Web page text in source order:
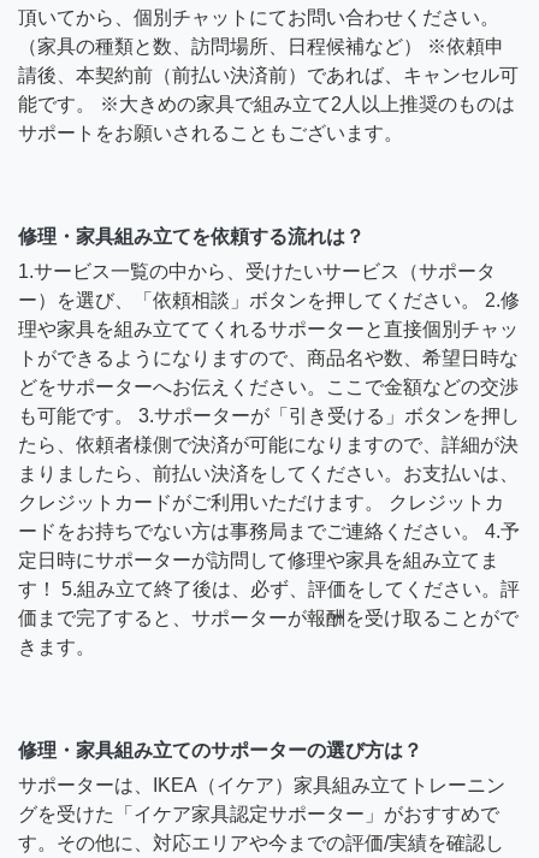
頂いてから、個別チャットにてお問い合わせください。
（家具の種類と数、訪問場所、日程候補など） ※依頼申
請後、本契約前（前払い決済前）であれば、キャンセル可
能です。 ※大きめの家具で組み立て2人以上推奨のものは
サポートをお願いされることもございます。
修理・家具組み立てを依頼する流れは？
1.サービス一覧の中から、受けたいサービス（サポータ
ー）を選び、「依頼相談」ボタンを押してください。 2.修
理や家具を組み立ててくれるサポーターと直接個別チャッ
トができるようになりますので、商品名や数、希望日時な
どをサポーターへお伝えください。ここで金額などの交渉
も可能です。 3.サポーターが「引き受ける」ボタンを押し
たら、依頼者様側で決済が可能になりますので、詳細が決
まりましたら、前払い決済をしてください。お支払いは、
クレジットカードがご利用いただけます。 クレジットカ
ードをお持ちでない方は事務局までご連絡ください。 4.予
定日時にサポーターが訪問して修理や家具を組み立てま
す！ 5.組み立て終了後は、必ず、評価をしてください。評
価まで完了すると、サポーターが報酬を受け取ることがで
きます。
修理・家具組み立てのサポーターの選び方は？
サポーターは、IKEA（イケア）家具組み立てトレーニン
グを受けた「イケア家具認定サポーター」がおすすめで
す。その他に、対応エリアや今までの評価/実績を確認し